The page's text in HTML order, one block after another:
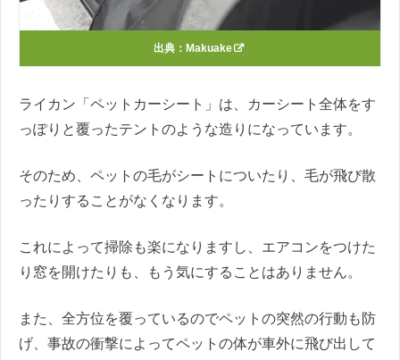
出典： Makuake
ライカン「ペットカーシート」は、カーシート全体をす
っぽりと覆ったテントのような造りになっています。
そのため、ペットの毛がシートについたり、毛が飛び散
ったりすることがなくなります。
これによって掃除も楽になりますし、エアコンをつけた
り窓を開けたりも、もう気にすることはありません。
また、全方位を覆っているのでペットの突然の行動も防
げ、事故の衝撃によってペットの体が車外に飛び出して